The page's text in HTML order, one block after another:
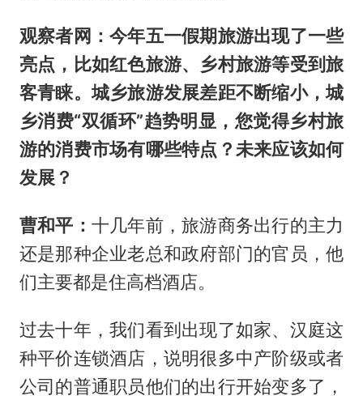
观察者网：今年五一假期旅游出现了一些
亮点，比如红色旅游、乡村旅游等受到旅
客青睐。城乡旅游发展差距不断缩小，城
乡消费“双循环”趋势明显，您觉得乡村旅
游的消费市场有哪些特点？未来应该如何
发展？
曹和平： 十几年前，旅游商务出行的主力
还是那种企业老总和政府部门的官员，他
们主要都是住高档酒店。
过去十年，我们看到出现了如家、汉庭这
种平价连锁酒店，说明很多中产阶级或者
公司的普通职员他们的出行开始变多了，